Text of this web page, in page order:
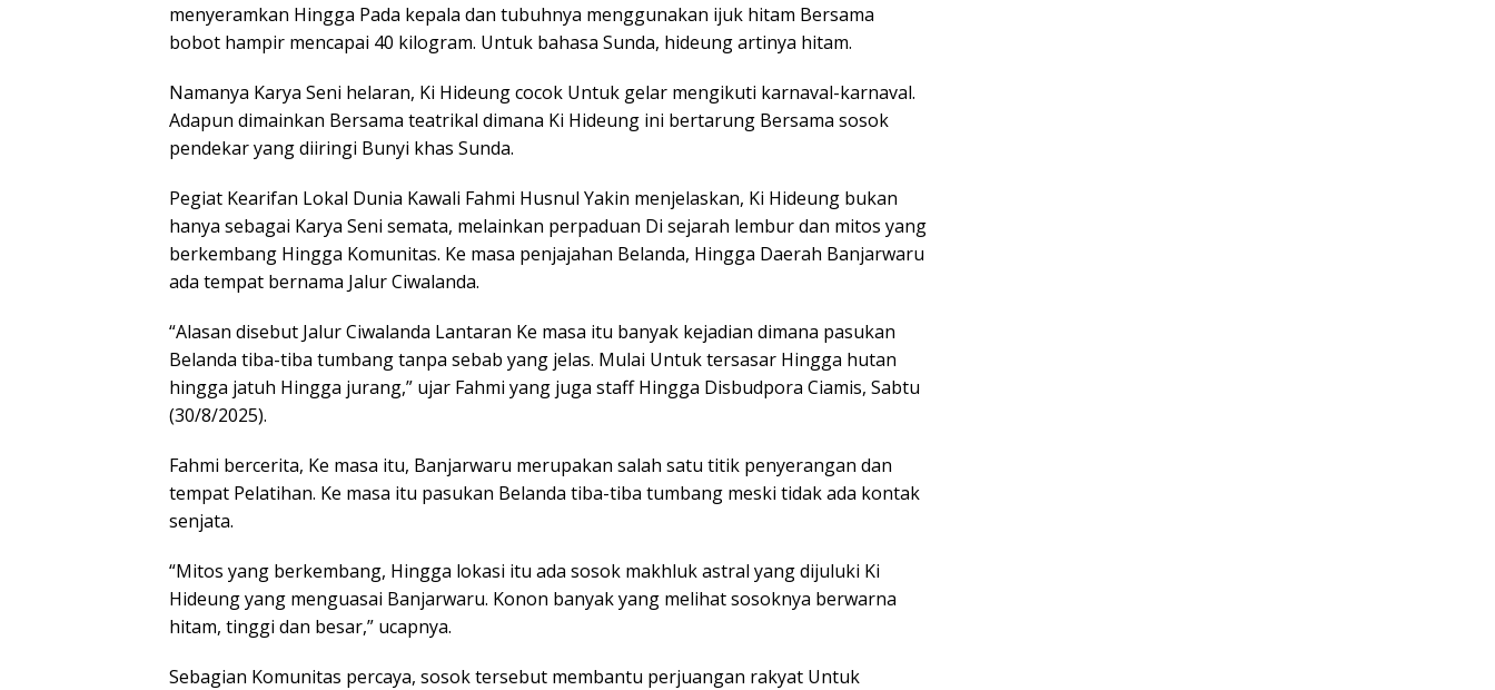
menyeramkan Hingga Pada kepala dan tubuhnya menggunakan ijuk hitam Bersama
bobot hampir mencapai 40 kilogram. Untuk bahasa Sunda, hideung artinya hitam.
Namanya Karya Seni helaran, Ki Hideung cocok Untuk gelar mengikuti karnaval-karnaval.
Adapun dimainkan Bersama teatrikal dimana Ki Hideung ini bertarung Bersama sosok
pendekar yang diiringi Bunyi khas Sunda.
Pegiat Kearifan Lokal Dunia Kawali Fahmi Husnul Yakin menjelaskan, Ki Hideung bukan
hanya sebagai Karya Seni semata, melainkan perpaduan Di sejarah lembur dan mitos yang
berkembang Hingga Komunitas. Ke masa penjajahan Belanda, Hingga Daerah Banjarwaru
ada tempat bernama Jalur Ciwalanda.
“Alasan disebut Jalur Ciwalanda Lantaran Ke masa itu banyak kejadian dimana pasukan
Belanda tiba-tiba tumbang tanpa sebab yang jelas. Mulai Untuk tersasar Hingga hutan
hingga jatuh Hingga jurang,” ujar Fahmi yang juga staff Hingga Disbudpora Ciamis, Sabtu
(30/8/2025).
Fahmi bercerita, Ke masa itu, Banjarwaru merupakan salah satu titik penyerangan dan
tempat Pelatihan. Ke masa itu pasukan Belanda tiba-tiba tumbang meski tidak ada kontak
senjata.
“Mitos yang berkembang, Hingga lokasi itu ada sosok makhluk astral yang dijuluki Ki
Hideung yang menguasai Banjarwaru. Konon banyak yang melihat sosoknya berwarna
hitam, tinggi dan besar,” ucapnya.
Sebagian Komunitas percaya, sosok tersebut membantu perjuangan rakyat Untuk